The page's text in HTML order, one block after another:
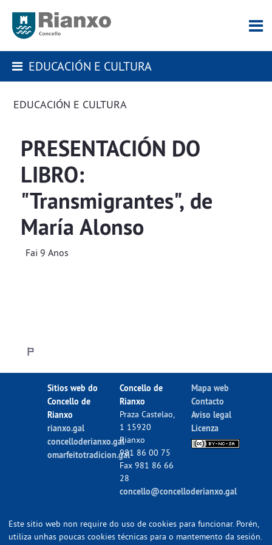
EDUCACIÓN E CULTURA
EDUCACIÓN E CULTURA
PRESENTACIÓN DO
LIBRO:
"Transmigrantes", de
María Alonso
Fai 9 Anos
Sitios web do
Concello de
Rianxo
rianxo.gal
concelloderianxo.gal
omarfeitotradicion.gal
Concello de
Rianxo
Praza Castelao,
1 15920
Rianxo
981 86 00 75
Fax 981 86 66
28
concello@concelloderianxo.gal
Mapa web
Contacto
Aviso legal
Licenza
Este sitio web non require do uso de cookies para funcionar. Porén,
utiliza unhas poucas cookies técnicas para o mantemento da sesión.